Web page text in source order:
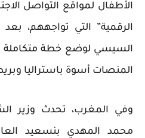
الأطفال لمواقع التواصل
الرقمية” التي تواجههم،
السيسي لوضع خطة متكاملة
المنصات أسوة باستراليا
وفي المغرب، تحدث وزير
محمد المهدي بنسعيد